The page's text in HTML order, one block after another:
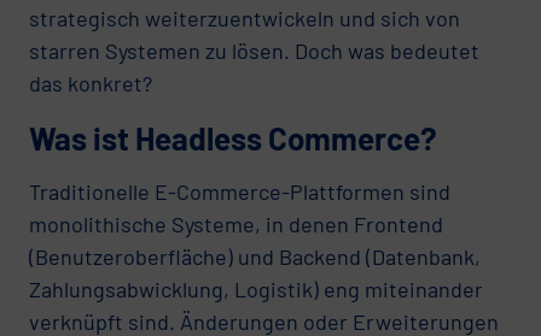
strategisch weiterzuentwickeln und sich von
starren Systemen zu lösen. Doch was bedeutet
das konkret?
Was ist Headless Commerce?
Traditionelle E-Commerce-Plattformen sind
monolithische Systeme, in denen Frontend
(Benutzeroberfläche) und Backend (Datenbank,
Zahlungsabwicklung, Logistik) eng miteinander
verknüpft sind. Änderungen oder Erweiterungen